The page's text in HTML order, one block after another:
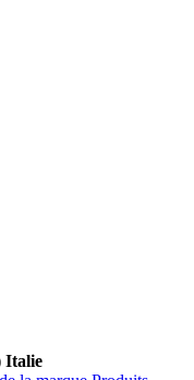
Italie